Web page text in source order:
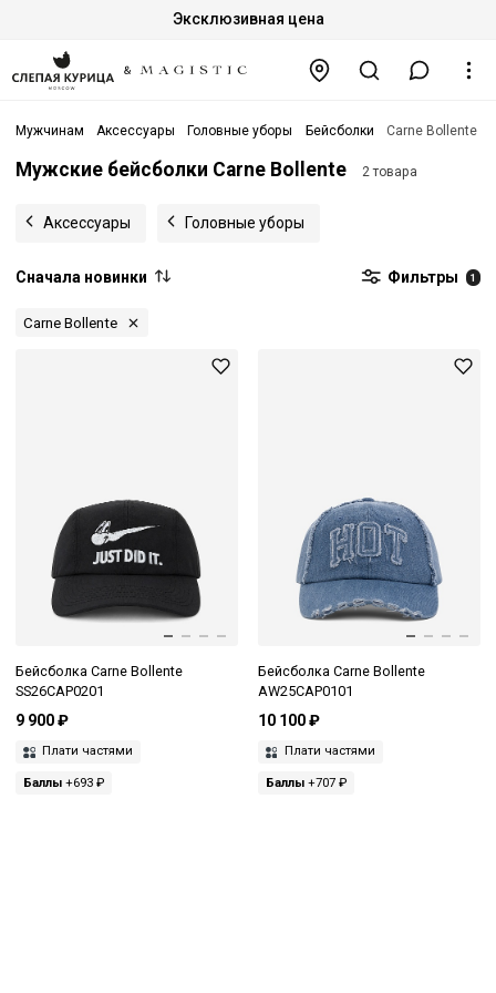
Эксклюзивная цена
Мужчинам Аксессуары Головные уборы Бейсболки Carne Bollente
Мужские бейсболки Carne Bollente 2 товара
Аксессуары Головные уборы
Сначала новинки Фильтры 1
Carne Bollente
Бейсболка Carne Bollente
SS26CAP0201
9 900 ₽
Плати частями
Баллы +693 ₽
Бейсболка Carne Bollente
AW25CAP0101
10 100 ₽
Плати частями
Баллы+707 ₽